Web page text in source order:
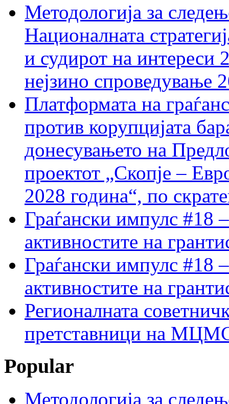
Методологија за
Националната
и судирот на интереси
нејзино спроведување
Платформата на
против корупцијата
донесувањето на
проектот „Скопје –
2028 година“, по
Граѓански импулс #18
активностите на
Граѓански импулс #18
активностите на
Регионалната
претставници на МЦМС
Popular
Методологија за